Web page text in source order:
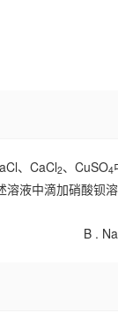
、CaCl2、CuSO4
液中滴加硝酸钡
B . Na